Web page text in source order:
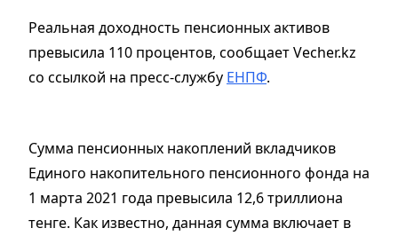
Реальная доходность пенсионных активов
превысила 110 процентов, сообщает Vecher.kz
со ссылкой на пресс-службу ЕНПФ.
Сумма пенсионных накоплений вкладчиков
Единого накопительного пенсионного фонда на
1 марта 2021 года превысила 12,6 триллиона
тенге. Как известно, данная сумма включает в